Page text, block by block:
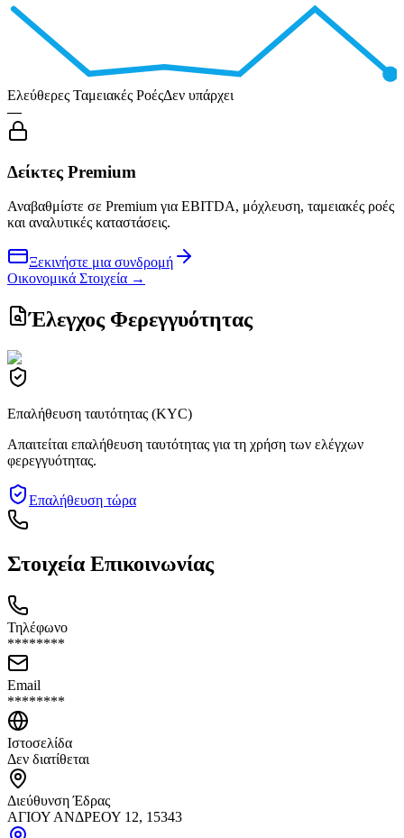
Ελεύθερες Ταμειακές ΡοέςΔεν υπάρχει
—
Δείκτες Premium
Αναβαθμίστε σε Premium για EBITDA, μόχλευση, ταμειακές ροές
και αναλυτικές καταστάσεις.
Ξεκινήστε μια συνδρομή
Οικονομικά Στοιχεία →
Έλεγχος Φερεγγυότητας
Επαλήθευση ταυτότητας (KYC)
Απαιτείται επαλήθευση ταυτότητας για τη χρήση των ελέγχων
φερεγγυότητας.
Επαλήθευση τώρα
Στοιχεία Επικοινωνίας
Τηλέφωνο
********
Email
********
Ιστοσελίδα
Δεν διατίθεται
Διεύθυνση Έδρας
ΑΓΙΟΥ ΑΝΔΡΕΟΥ 12, 15343